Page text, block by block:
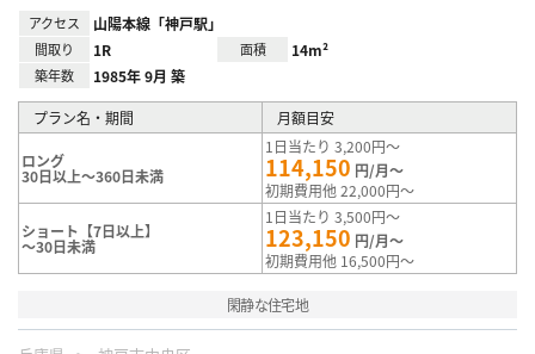
アクセス 山陽本線「神戸駅」
間取り 1R 面積 14m²
築年数 1985年 9月 築
プラン名・期間 月額目安
ロング
30日以上～360日未満
1日当たり 3,200円～
114,150 円/月～
初期費用他 22,000円～
ショート【7日以上】
～30日未満
1日当たり 3,500円～
123,150 円/月～
初期費用他 16,500円～
閑静な住宅地